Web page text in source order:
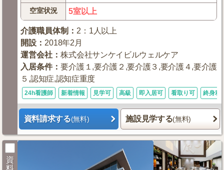
空室状況 5室以上
介護職員体制 ： 2：1人以上
開設 ： 2018年2月
運営会社 ：株式会社サンケイビルウェルケア
入居条件：要介護１,要介護２,要介護３,要介護４,要介護
５,認知症,認知症重度
24h看護師 新着情報 見学可 高級 即入居可 看取り可 終身利
資料請求する(無料) 施設見学する(無料)
資
料